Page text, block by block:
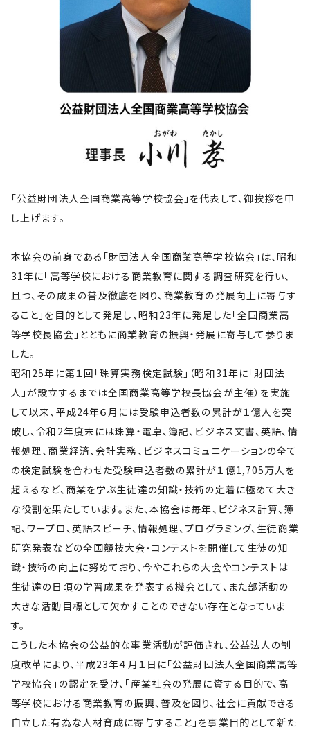
「公益財団法人全国商業高等学校協会」を代表して、御挨拶を申
し上げます。
本協会の前身である「財団法人全国商業高等学校協会」は、昭和
31年に「高等学校における商業教育に関する調査研究を行い、
且つ、その成果の普及徹底を図り、商業教育の発展向上に寄与す
ること」を目的として発足し、昭和23年に発足した「全国商業高
等学校長協会」とともに商業教育の振興・発展に寄与して参りま
した。
昭和25年に第１回「珠算実務検定試験」（昭和31年に「財団法
人」が設立するまでは全国商業高等学校長協会が主催）を実施
して以来、平成24年６月には受験申込者数の累計が１億人を突
破し、令和2年度末には珠算・電卓、簿記、ビジネス文書、英語、情
報処理、商業経済、会計実務、ビジネスコミュニケーションの全て
の検定試験を合わせた受験申込者数の累計が１億1,705万人を
超えるなど、商業を学ぶ生徒達の知識・技術の定着に極めて大き
な役割を果たしています。また、本協会は毎年、ビジネス計算、簿
記、ワープロ、英語スピーチ、情報処理、プログラミング、生徒商業
研究発表などの全国競技大会・コンテストを開催して生徒の知
識・技術の向上に努めており、今やこれらの大会やコンテストは
生徒達の日頃の学習成果を発表する機会として、また部活動の
大きな活動目標として欠かすことのできない存在となっていま
す。
こうした本協会の公益的な事業活動が評価され、公益法人の制
度改革により、平成23年４月１日に「公益財団法人全国商業高等
学校協会」の認定を受け、「産業社会の発展に資する目的で、高
等学校における商業教育の振興、普及を図り、社会に貢献できる
自立した有為な人材育成に寄与すること」を事業目的として新た